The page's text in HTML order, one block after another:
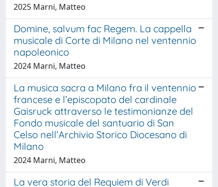
2025 Marni, Matteo
Domine, salvum fac Regem. La cappella
musicale di Corte di Milano nel ventennio
napoleonico
2024 Marni, Matteo
La musica sacra a Milano fra il ventennio
francese e l’episcopato del cardinale
Gaisruck attraverso le testimonianze del
Fondo musicale del santuario di San
Celso nell’Archivio Storico Diocesano di
Milano
2024 Marni, Matteo
La vera storia del Requiem di Verdi